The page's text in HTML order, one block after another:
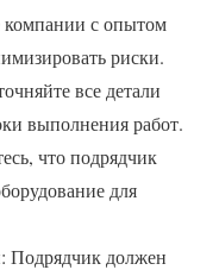
с опытом
риски.
все детали
выполнения работ.
что подрядчик
для
Подрядчик должен